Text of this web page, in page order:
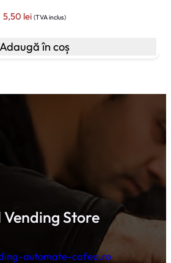
5,50 lei (TVA inclus)
Adaugă în coș
Store
automate-cafea.ro